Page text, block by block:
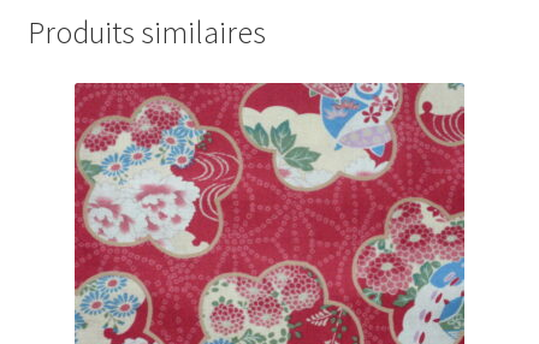
Produits similaires